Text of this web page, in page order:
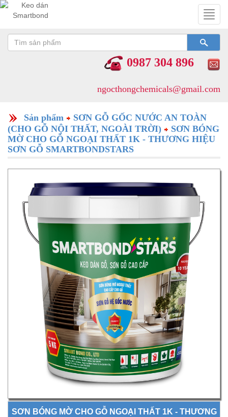
0987 304 896
ngocthongchemicals@gmail.com
Sản phẩm
SƠN GỖ GỐC NƯỚC AN TOÀN
(CHO GỖ NỘI THẤT, NGOÀI TRỜI)
SƠN BÓNG
MỜ CHO GỖ NGOẠI THẤT 1K - THƯƠNG HIỆU
SƠN GỖ SMARTBONDSTARS
SƠN BÓNG MỜ CHO GỖ NGOẠI THẤT 1K - THƯƠNG